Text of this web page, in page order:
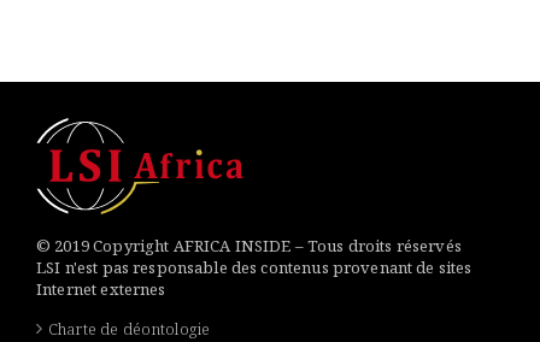
© 2019 Copyright AFRICA INSIDE – Tous droits réservés
LSI n'est pas responsable des contenus provenant de sites
Internet externes
Charte de déontologie